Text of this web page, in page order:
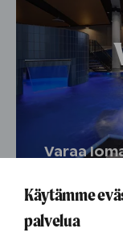
Varaa
Käytämme
palvelua